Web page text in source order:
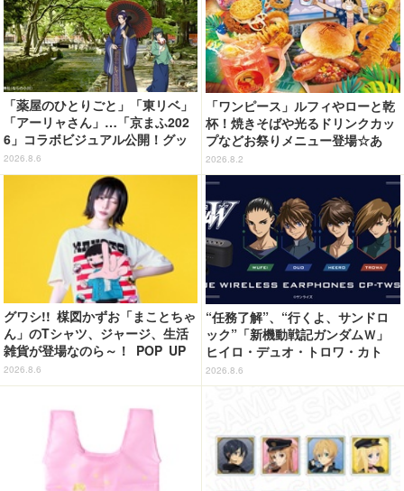
「薬屋のひとりごと」「東リベ」
「アーリャさん」…「京まふ202
6」コラボビジュアル公開！グッ
ズなどの最新情報も
2026.8.6
「ワンピース」ルフィやローと乾
杯！焼きそばや光るドリンクカッ
プなどお祭りメニュー登場☆あ
の“麦わら帽子”もグッズ化!? 【U
SJ「ワンピース・プレミア・サマ
2026.8.2
グワシ!! 楳図かずお「まことちゃ
ん」のTシャツ、ジャージ、生活
雑貨が登場なのら～！ POP UP
STORE in 墓場の画廊開催【8月
20日～】
2026.8.6
“任務了解”、“行くよ、サンドロ
ック”「新機動戦記ガンダムＷ」
ヒイロ・デュオ・トロワ・カト
ル・五飛の声がする…！ 新規録
り下ろしボイス搭載のワイヤレス
2026.8.6